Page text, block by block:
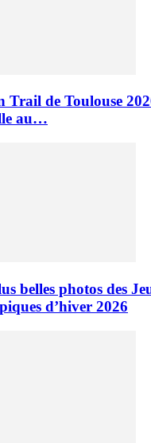
Trail de Toulouse
au…
belles photos des
d’hiver 2026